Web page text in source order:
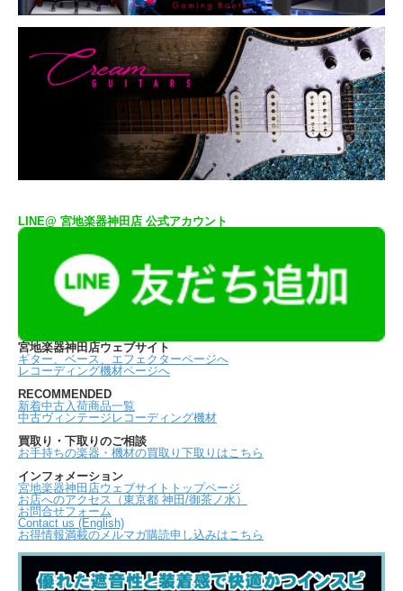
LINE@ 宮地楽器神田店 公式アカウント
宮地楽器神田店ウェブサイト
ギター、ベース、エフェクターページへ
レコーディング機材ページへ
RECOMMENDED
新着中古入荷商品一覧
中古ヴィンテージレコーディング機材
買取り・下取りのご相談
お手持ちの楽器・機材の買取り下取りはこちら
インフォメーション
宮地楽器神田店ウェブサイトトップページ
お店へのアクセス（東京都 神田/御茶ノ水）
お問合せフォーム
Contact us (English)
お得情報満載のメルマガ購読申し込みはこちら